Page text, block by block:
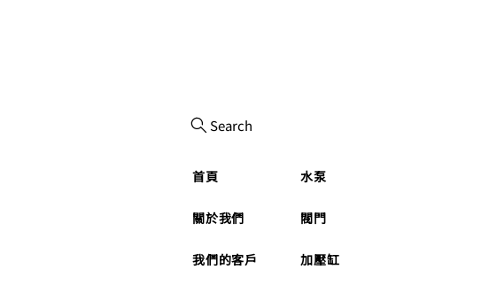
Search
首頁
關於我們
我們的客戶
水泵
閥門
加壓缸